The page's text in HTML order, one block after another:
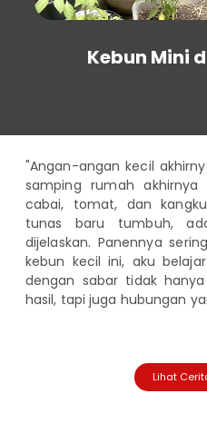
Informasi
Kebun Mini
"Angan-angan kecil
samping rumah
cabai, tomat, dan
tunas baru tumbuh,
dijelaskan. Panennya
kebun kecil ini, aku
dengan sabar tidak
hasil, tapi juga hubungan
Lihat